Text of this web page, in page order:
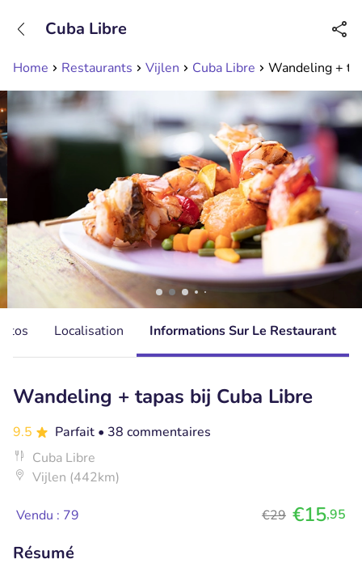
Disponible jusqu'à 23:00 heures
Home Restaurants Vijlen Cuba Libre Wandeling +
Cuba Libre
Localisation Informations Sur Le Restaurant
Wandeling + tapas bij Cuba Libre
9.5 Parfait • 38 commentaires
Cuba Libre
Vijlen (442km)
Vendu : 79 €29 €15,95
Résumé